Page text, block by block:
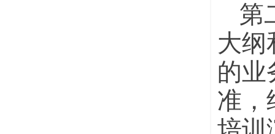
第
大纲
的业
准，